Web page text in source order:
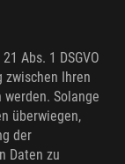
Abs. 1 DSGVO
zwischen Ihren
Solange
überwiegen,
der
Daten zu